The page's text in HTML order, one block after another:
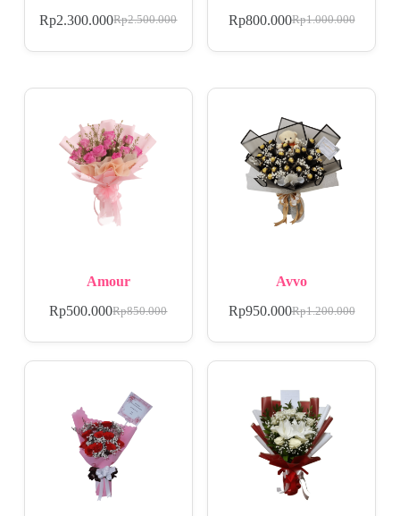
Rp2.500.000
Rp2.300.000 Rp1.000.000
Rp800.000
Amour
Rp850.000
Rp500.000
Avvo
Rp1.200.000
Rp950.000